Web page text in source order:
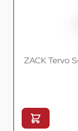
ZACK Tervo